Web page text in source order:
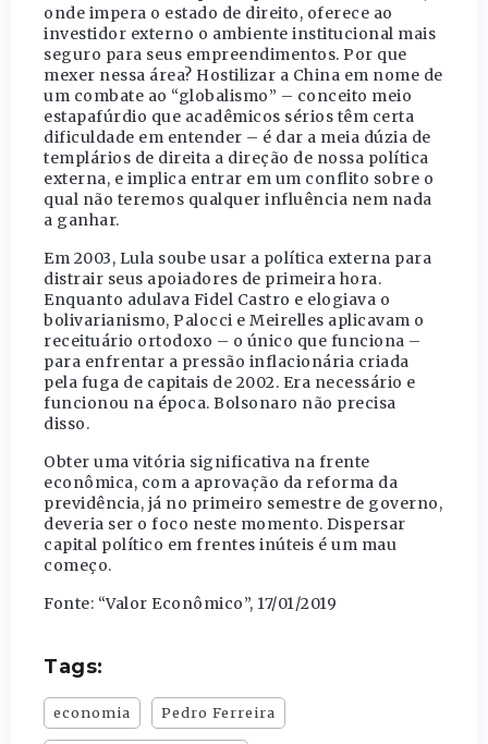
onde impera o estado de direito, oferece ao
investidor externo o ambiente institucional mais
seguro para seus empreendimentos. Por que
mexer nessa área? Hostilizar a China em nome de
um combate ao “globalismo” – conceito meio
estapafúrdio que acadêmicos sérios têm certa
dificuldade em entender – é dar a meia dúzia de
templários de direita a direção de nossa política
externa, e implica entrar em um conflito sobre o
qual não teremos qualquer influência nem nada
a ganhar.
Em 2003, Lula soube usar a política externa para
distrair seus apoiadores de primeira hora.
Enquanto adulava Fidel Castro e elogiava o
bolivarianismo, Palocci e Meirelles aplicavam o
receituário ortodoxo – o único que funciona –
para enfrentar a pressão inflacionária criada
pela fuga de capitais de 2002. Era necessário e
funcionou na época. Bolsonaro não precisa
disso.
Obter uma vitória significativa na frente
econômica, com a aprovação da reforma da
previdência, já no primeiro semestre de governo,
deveria ser o foco neste momento. Dispersar
capital político em frentes inúteis é um mau
começo.
Fonte: “Valor Econômico”, 17/01/2019
Tags:
economia Pedro Ferreira